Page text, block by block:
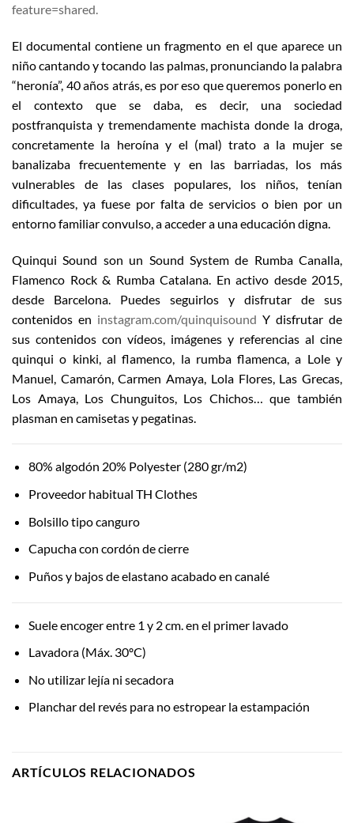
feature=shared.
El documental contiene un fragmento en el que aparece un
niño cantando y tocando las palmas, pronunciando la palabra
“heronía”, 40 años atrás, es por eso que queremos ponerlo en
el contexto que se daba, es decir, una sociedad
postfranquista y tremendamente machista donde la droga,
concretamente la heroína y el (mal) trato a la mujer se
banalizaba frecuentemente y en las barriadas, los más
vulnerables de las clases populares, los niños, tenían
dificultades, ya fuese por falta de servicios o bien por un
entorno familiar convulso, a acceder a una educación digna.
Quinqui Sound son un Sound System de Rumba Canalla,
Flamenco Rock & Rumba Catalana. En activo desde 2015,
desde Barcelona. Puedes seguirlos y disfrutar de sus
contenidos en instagram.com/quinquisound Y disfrutar de
sus contenidos con vídeos, imágenes y referencias al cine
quinqui o kinki, al flamenco, la rumba flamenca, a Lole y
Manuel, Camarón, Carmen Amaya, Lola Flores, Las Grecas,
Los Amaya, Los Chunguitos, Los Chichos… que también
plasman en camisetas y pegatinas.
80% algodón 20% Polyester (280 gr/m2)
Proveedor habitual TH Clothes
Bolsillo tipo canguro
Capucha con cordón de cierre
Puños y bajos de elastano acabado en canalé
Suele encoger entre 1 y 2 cm. en el primer lavado
Lavadora (Máx. 30ºC)
No utilizar lejía ni secadora
Planchar del revés para no estropear la estampación
ARTÍCULOS RELACIONADOS